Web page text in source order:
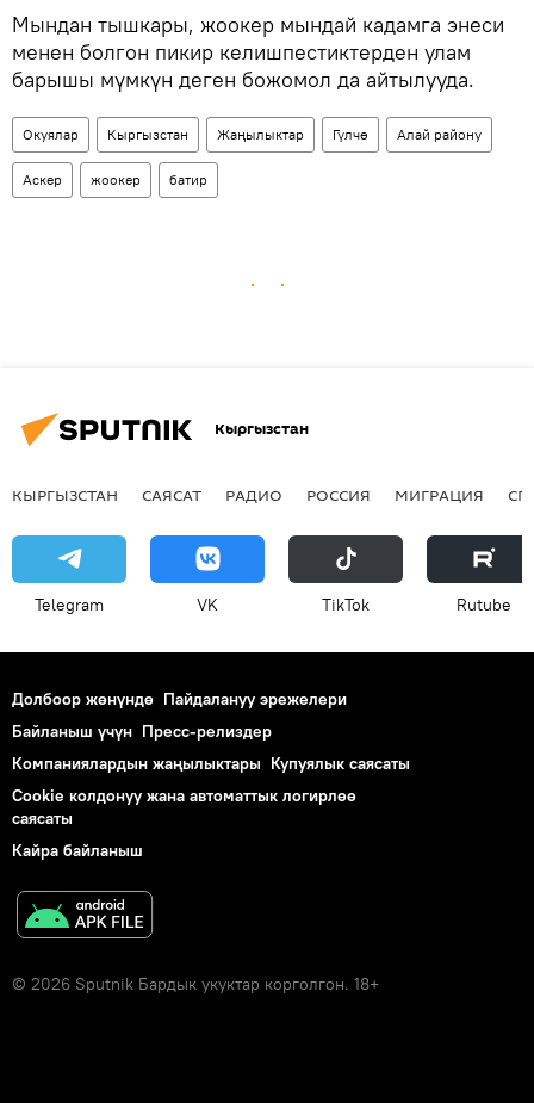
Мындан тышкары, жоокер мындай кадамга энеси
менен болгон пикир келишпестиктерден улам
барышы мүмкүн деген божомол да айтылууда.
Окуялар Кыргызстан Жаңылыктар Гүлчө Алай району
Аскер жоокер батир
Кыргызстан
КЫРГЫЗСТАН САЯСАТ РАДИО РОССИЯ МИГРАЦИЯ
Telegram VK ТikТоk Rutube
Долбоор жөнүндө Пайдалануу эрежелери
Байланыш үчүн Пресс-релиздер
Компаниялардын жаңылыктары Купуялык саясаты
Cookie колдонуу жана автоматтык логирлөө
саясаты
Кайра байланыш
© 2026 Sputnik Бардык укуктар корголгон. 18+